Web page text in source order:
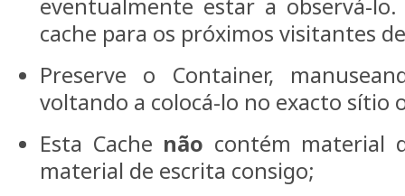
eventualmente estar a observá-
cache para os próximos visitantes
Preserve o Container,
voltando a colocá-lo no exacto sítio
Esta Cache não contém material
material de escrita consigo;